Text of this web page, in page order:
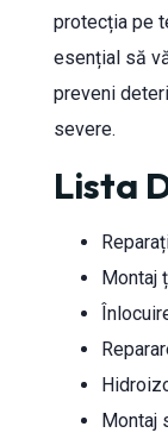
protecția pe
esențial să
preveni
severe.
Lista
Montaj
Montaj